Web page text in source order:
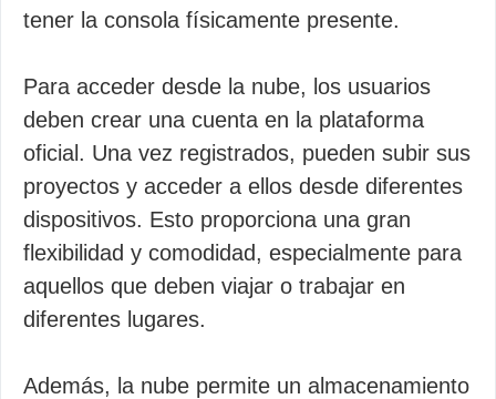
tener la consola físicamente presente.
Para acceder desde la nube, los usuarios
deben crear una cuenta en la plataforma
oficial. Una vez registrados, pueden subir sus
proyectos y acceder a ellos desde diferentes
dispositivos. Esto proporciona una gran
flexibilidad y comodidad, especialmente para
aquellos que deben viajar o trabajar en
diferentes lugares.
Además, la nube permite un almacenamiento